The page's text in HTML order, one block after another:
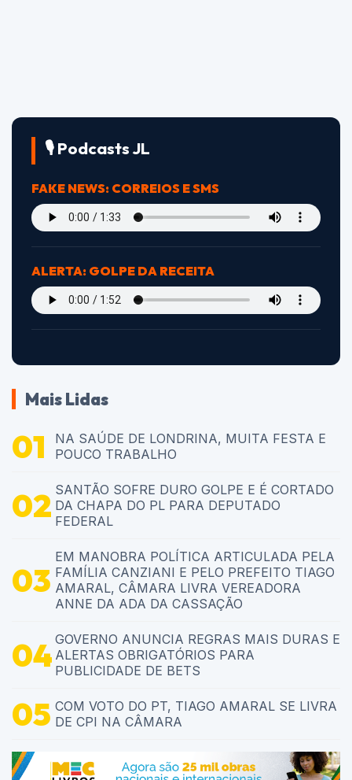
🎙️ Podcasts JL
FAKE NEWS: CORREIOS E SMS
ALERTA: GOLPE DA RECEITA
Mais Lidas
NA SAÚDE DE LONDRINA, MUITA FESTA E
POUCO TRABALHO
SANTÃO SOFRE DURO GOLPE E É CORTADO
DA CHAPA DO PL PARA DEPUTADO
FEDERAL
EM MANOBRA POLÍTICA ARTICULADA PELA
FAMÍLIA CANZIANI E PELO PREFEITO TIAGO
AMARAL, CÂMARA LIVRA VEREADORA
ANNE DA ADA DA CASSAÇÃO
GOVERNO ANUNCIA REGRAS MAIS DURAS E
ALERTAS OBRIGATÓRIOS PARA
PUBLICIDADE DE BETS
COM VOTO DO PT, TIAGO AMARAL SE LIVRA
DE CPI NA CÂMARA